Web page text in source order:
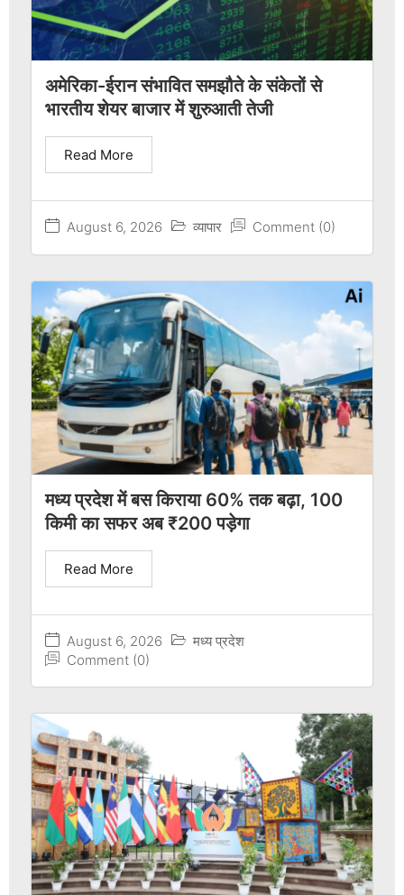
अमेरिका-ईरान संभावित समझौते के संकेतों से
भारतीय शेयर बाजार में शुरुआती तेजी
August 6, 2026 व्यापार Comment (0)
Read More
मध्य प्रदेश में बस किराया 60% तक बढ़ा, 100
किमी का सफर अब ₹200 पड़ेगा
August 6, 2026
मध्य प्रदेश
Comment (0)
Read More